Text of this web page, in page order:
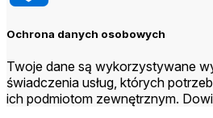
Ochrona danych osobowych
Twoje dane są wykorzystywane
świadczenia usług, których
ich podmiotom zewnętrznym.